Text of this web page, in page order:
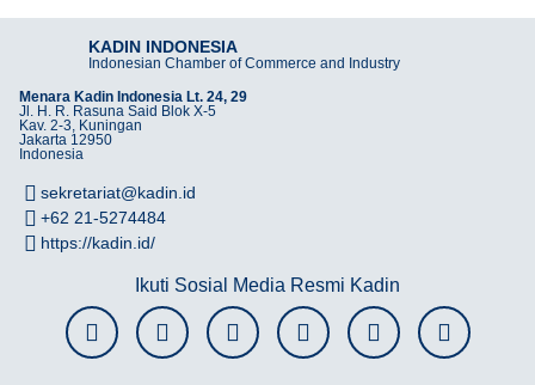
KADIN INDONESIA
Indonesian Chamber of Commerce and Industry
Menara Kadin Indonesia Lt. 24, 29
Jl. H. R. Rasuna Said Blok X-5
Kav. 2-3, Kuningan
Jakarta 12950
Indonesia
sekretariat@kadin.id
+62 21-5274484
https://kadin.id/
Ikuti Sosial Media Resmi Kadin